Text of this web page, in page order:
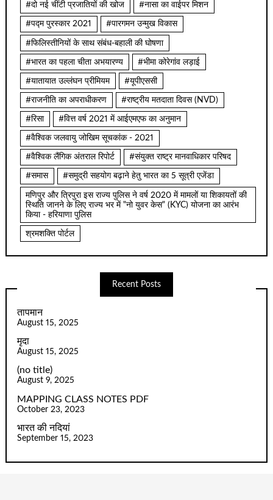
#दो नई चींटी प्रजातियों की खोज #नासा का वाईपर मिशन
#पद्म पुरस्कार 2021 #पारगमन उन्मुख विकास
#फिलिस्तीनियों के साथ संबंध-बहाली की घोषणा
#भारत का पहला चीता अभयारण्य #भीमा कोरेगांव लड़ाई
#यातायात उल्लंघन प्रीमियम #यूपीएससी
#राजनीति का अपराधीकरण #राष्ट्रीय मतदाता दिवस (NVD)
#रिसा #वित्त वर्ष 2021 में आईएमएफ का अनुमान
#वैश्विक जलवायु जोखिम सूचकांक - 2021
#वैश्विक लैंगिक अंतराल रिपोर्ट #संयुक्त राष्ट्र मानवाधिकार परिषद
#समास #समुद्री सहयोग बढ़ाने हेतु भारत का 5 सूत्री एजेंडा
मणिपुर और त्रिपुरा इस राज्य पुलिस ने वर्ष 2020 में मामलों या शिकायतों की
स्थिति जानने के लिए राज्य भर में "नो युवर केस" (KYC) योजना का आरंभ
किया - हरियाणा पुलिस
श्रमशक्ति पोर्टल
Recent Posts
तापमान
August 15, 2025
मृदा
August 15, 2025
(no title)
August 9, 2025
MAPPING CLASS NOTES PDF
October 23, 2023
भारत की नदियां
September 15, 2023